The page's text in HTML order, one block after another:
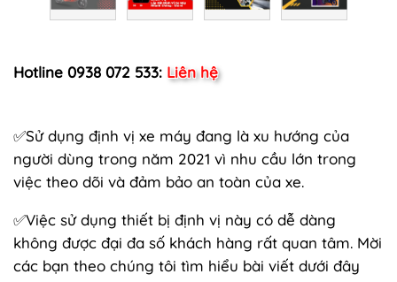
Hotline 0938 072 533: Liên hệ
✅Sử dụng định vị xe máy đang là xu hướng của
người dùng trong năm 2021 vì nhu cầu lớn trong
việc theo dõi và đảm bảo an toàn của xe.
✅Việc sử dụng thiết bị định vị này có dễ dàng
không được đại đa số khách hàng rất quan tâm. Mời
các bạn theo chúng tôi tìm hiểu bài viết dưới đây